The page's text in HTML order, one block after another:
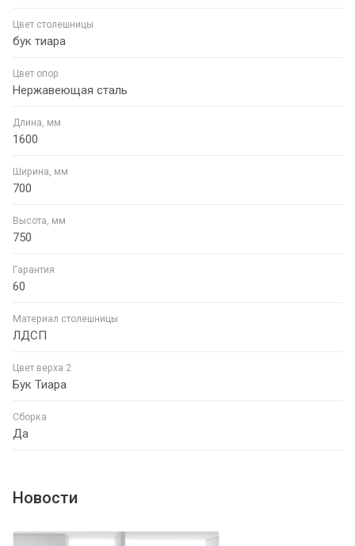
Цвет столешницы
бук тиара
Цвет опор
Нержавеющая сталь
Длина, мм
1600
Ширина, мм
700
Высота, мм
750
Гарантия
60
Материал столешницы
ЛДСП
Цвет верха 2
Бук Тиара
Сборка
Да
Новости